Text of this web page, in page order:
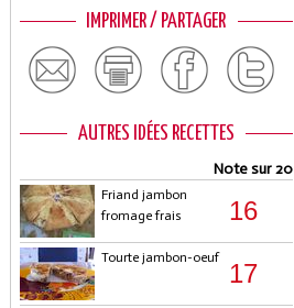
IMPRIMER / PARTAGER
AUTRES IDÉES RECETTES
Note sur 20
Friand jambon
fromage frais
16
Tourte jambon-oeuf
17